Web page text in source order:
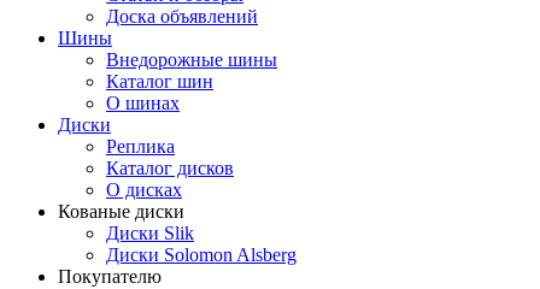
Доска объявлений
Шины
Внедорожные шины
Каталог шин
О шинах
Диски
Реплика
Каталог дисков
О дисках
Кованые диски
Диски Slik
Диски Solomon Alsberg
Покупателю